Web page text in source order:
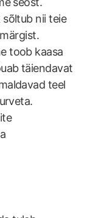
nii teie
toob kaasa
täiendavat
teel